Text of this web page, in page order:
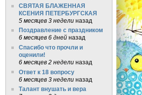
СВЯТАЯ БЛАЖЕННАЯ
КСЕНИЯ ПЕТЕРБУРГСКАЯ
5 месяцев 3 неделиназад
Поздравление с праздником
6 месяцев 6 днейназад
Спасибо что прочли и
оценили!
6 месяцев 2 неделиназад
Ответ к 18 вопросу
6 месяцев 3 неделиназад
Талант внушать и вера